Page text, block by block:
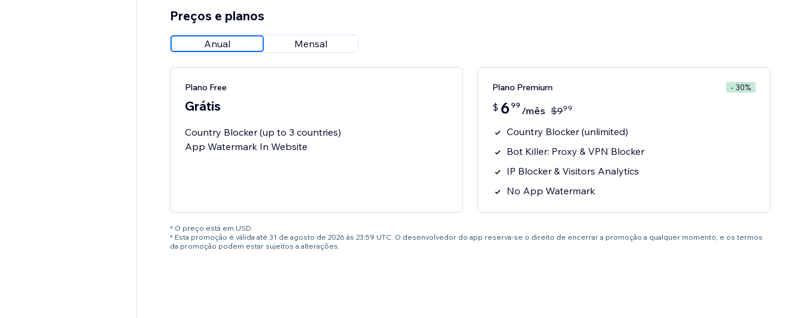
Preços e planos
Anual Mensal
Plano Free
Grátis
Country Blocker (up to 3 countries)
App Watermark In Website
Plano Premium - 30%
$ 6 99 /mês $999
Country Blocker (unlimited)
Bot Killer: Proxy & VPN Blocker
IP Blocker & Visitors Analytics
No App Watermark
* O preço está em USD.
* Esta promoção é válida até 31 de agosto de 2026 às 23:59 UTC. O desenvolvedor do app reserva-se o direito de encerrar a promoção a qualquer momento, e os termos
da promoção podem estar sujeitos a alterações.